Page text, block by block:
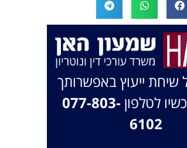
שיחת ייעוץ באפשרותך
לטלפון 077-803-
6102